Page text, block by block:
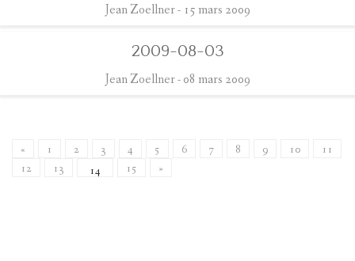
Jean Zoellner- 15 mars 2009
2009-08-03
Jean Zoellner- 08 mars 2009
« 1 2 3 4 5 6 7 8 9 10
11
12
13 14 15 »